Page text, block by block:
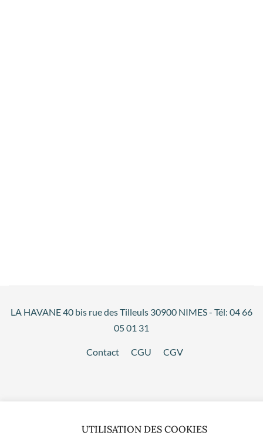
LA HAVANE 40 bis rue des Tilleuls 30900 NIMES - Tél: 04 66
05 01 31
Contact CGU CGV
UTILISATION DES COOKIES